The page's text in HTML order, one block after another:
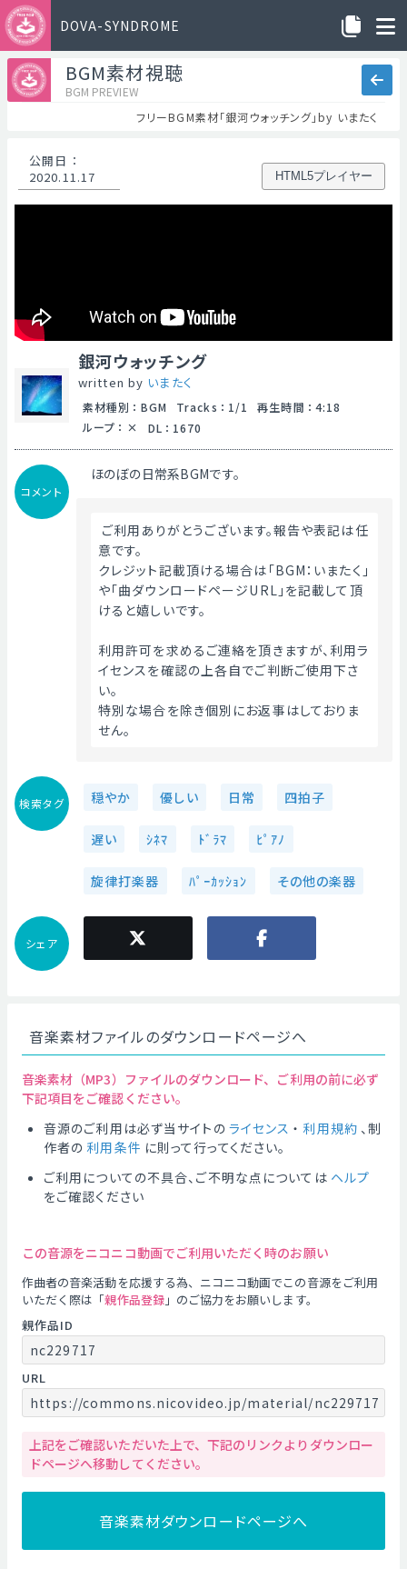
DOVA-SYNDROME
BGM素材視聴
BGM PREVIEW
フリーBGM素材「銀河ウォッチング」by いまたく
公開日 ：
2020.11.17
HTML5プレイヤー
銀河ウォッチング
written by いまたく
素材種別 ： BGM Tracks ： 1/1 再生時間 ： 4:18
ループ ： DL ： 1670
コメント
ほのぼの日常系BGMです。
意です。
クレジット記載頂ける場合は「BGM：いまたく」
や「曲ダウンロードページURL」を記載して頂
けると嬉しいです。
利用許可を求めるご連絡を頂きますが、利用ラ
イセンスを確認の上各自でご判断ご使用下さ
い。
特別な場合を除き個別にお返事はしておりま
せん。
検索タグ 穏やか 優しい 日常 四拍子
遅い ｼﾈﾏ ﾄﾞﾗﾏ ﾋﾟｱﾉ
旋律打楽器 ﾊﾟｰｶｯｼｮﾝ その他の楽器
シェア
音楽素材ファイルのダウンロードページへ
音楽素材（MP3）ファイルのダウンロード、ご利用の前に必ず
下記項目をご確認ください。
音源のご利用は必ず当サイトの ライセンス ・ 利用規約 、制
作者の 利用条件 に則って行ってください。
ご利用についての不具合、ご不明な点については ヘルプ
をご確認ください
この音源をニコニコ動画でご利用いただく時のお願い
作曲者の音楽活動を応援する為、ニコニコ動画でこの音源をご利用
いただく際は「親作品登録」のご協力をお願いします。
親作品ID
nc229717
URL
https://commons.nicovideo.jp/material/nc229717
上記をご確認いただいた上で、下記のリンクよりダウンロー
ドページへ移動してください。
音楽素材ダウンロードページへ